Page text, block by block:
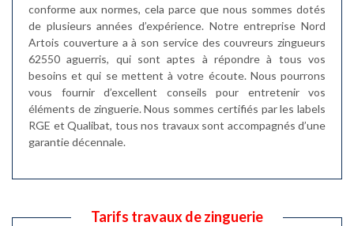
conforme aux normes, cela parce que nous sommes dotés
de plusieurs années d’expérience. Notre entreprise Nord
Artois couverture a à son service des couvreurs zingueurs
62550 aguerris, qui sont aptes à répondre à tous vos
besoins et qui se mettent à votre écoute. Nous pourrons
vous fournir d’excellent conseils pour entretenir vos
éléments de zinguerie. Nous sommes certifiés par les labels
RGE et Qualibat, tous nos travaux sont accompagnés d’une
garantie décennale.
Tarifs travaux de zinguerie